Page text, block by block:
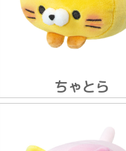
ちゃとら